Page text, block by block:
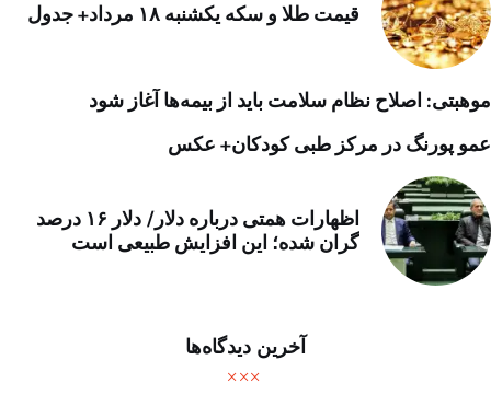
قیمت طلا و سکه یکشنبه ۱۸ مرداد+ جدول
موهبتی: اصلاح نظام سلامت باید از بیمه‌ها آغاز شود
عمو پورنگ در مرکز طبی کودکان+ عکس
اظهارات همتی درباره دلار/ دلار ۱۶ درصد
گران شده؛ این افزایش طبیعی است
آخرین دیدگاه‌ها